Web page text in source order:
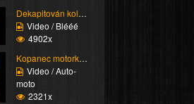
Dekapitován kolem
Video / Blééé
4902x
Kopanec motorkářovi ne...
Video / Auto-
moto
2321x